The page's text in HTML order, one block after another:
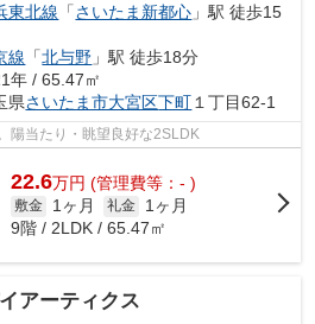
東北線 「さいたま新都心 」駅 徒歩15
線 「北与野 」駅 徒歩18分
年 / 65.47㎡
県さいたま市大宮区下町 １丁目62-1
陽当たり・眺望良好な2SLDK
22.6万円 (管理費等：- )
敷金 1ヶ月 礼金
1ヶ月
9階 / 2LDK / 65.47㎡
アーティクス